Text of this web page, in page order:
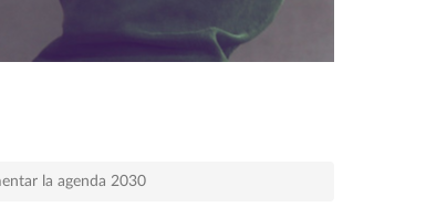
la agenda 2030